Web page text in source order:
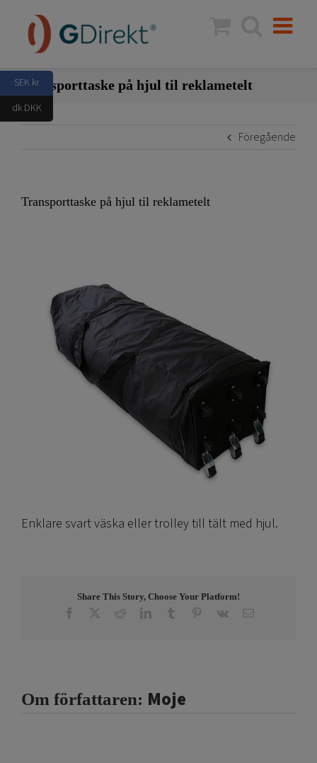
innehållet
Transporttaske på hjul til reklametelt
Föregående
Transporttaske på hjul til reklametelt
Enklare svart väska eller trolley till tält med hjul.
Share This Story, Choose Your Platform!
Facebook RedditLinkedInTumblr Pinterest
Vk E-
Om författaren: Moje
SEK kr
dk DKK